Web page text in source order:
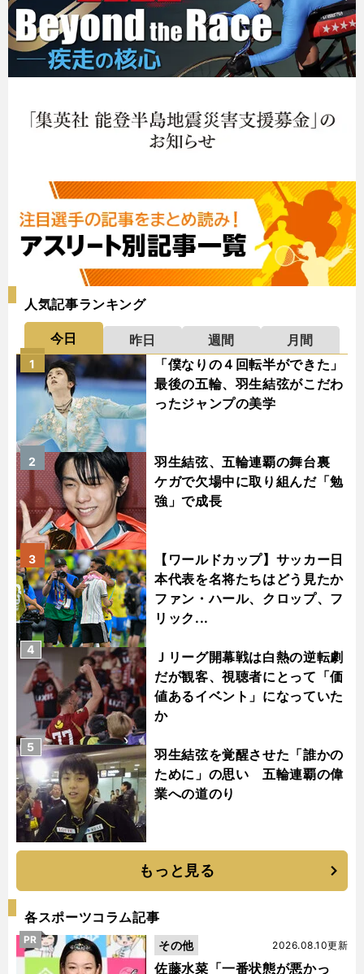
人気記事ランキング
今日 昨日 週間
月間
「僕なりの４回転半ができた」
最後の五輪、羽生結弦がこだわ
ったジャンプの美学
1
羽生結弦、五輪連覇の舞台裏
ケガで欠場中に取り組んだ「勉
強」で成長
2
【ワールドカップ】サッカー日
本代表を名将たちはどう見たか
ファン・ハール、クロップ、フ
リック...
3
Ｊリーグ開幕戦は白熱の逆転劇
だが観客、視聴者にとって「価
値あるイベント」になっていた
か
4
羽生結弦を覚醒させた「誰かの
ために」の思い 五輪連覇の偉
業への道のり
5
もっと見る
各スポーツコラム記事
佐藤水菜「一番状態が悪かっ
2026.08.10更新
その他
PR